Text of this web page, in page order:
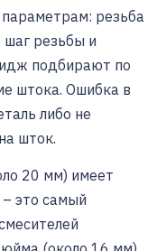
резьба
резьбы и
подбирают по
штока. Ошибка в
либо не
шток.
20 мм) имеет
это самый